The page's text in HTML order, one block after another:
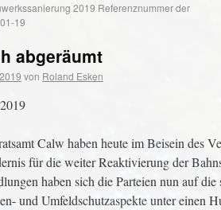
2019 Referenznummer der
19
abgeräumt
von Roland Esken
Calw haben heute im Beisein des
für die weiter Reaktivierung der
haben sich die Parteien nun auf
und Umfeldschutzaspekte unter einen